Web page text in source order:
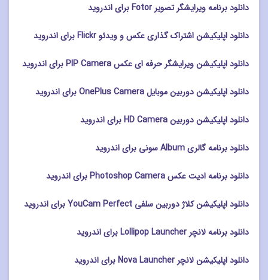
دانلود برنامه ویرایشگر تصویر Fotor برای اندروید
دانلود اپلیکیشن اشتراک گذاری عکس و ویدئو Flickr برای اندروید
دانلود اپلیکیشن ویرایشگر حرفه ای عکس PIP Camera برای اندروید
دانلود اپلیکیشن دوربین موبایل OnePlus Camera برای اندروید
دانلود اپلیکیشن دوربین HD Camera برای اندروید
دانلود برنامه گالری Album سونی برای اندروید
دانلود برنامه ادیت عکس Photoshop Camera برای اندروید
دانلود اپلیکیشن کلاژ دوربین سلفی YouCam Perfect برای اندروید
دانلود برنامه لانچر Lollipop Launcher برای اندروید
دانلود اپلیکیشن لانچر Nova Launcher برای اندروید